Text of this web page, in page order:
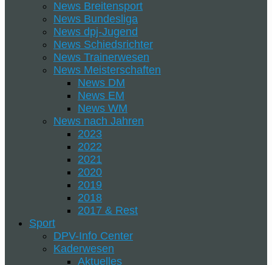
News Breitensport
News Bundesliga
News dpj-Jugend
News Schiedsrichter
News Trainerwesen
News Meisterschaften
News DM
News EM
News WM
News nach Jahren
2023
2022
2021
2020
2019
2018
2017 & Rest
Sport
DPV-Info Center
Kaderwesen
Aktuelles